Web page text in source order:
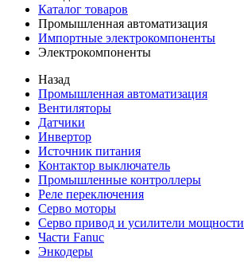
Каталог товаров
Промышленная автоматизация
Импортные электрокомпоненты
Электрокомпоненты
Назад
Промышленная автоматизация
Вентиляторы
Датчики
Инвертор
Источник питания
Контактор выключатель
Промышленные контроллеры
Реле переключения
Серво моторы
Серво привод и усилители мощности
Части Fanuc
Энкодеры